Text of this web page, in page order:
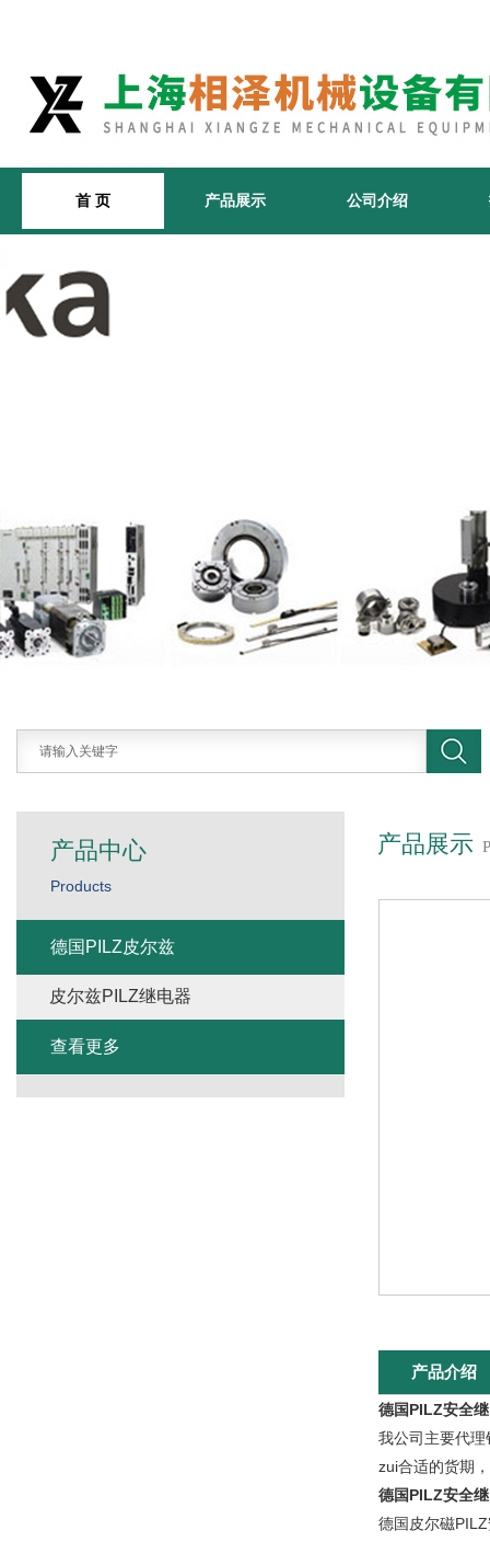
首 页 产品展示 公司介绍
产品展示
产品介绍
德国PILZ安全
我公司主要代
zui合适的货期
德国PILZ安全
德国皮尔磁
产品中心
Products
德国PILZ皮尔兹
皮尔兹PILZ继电器
查看更多